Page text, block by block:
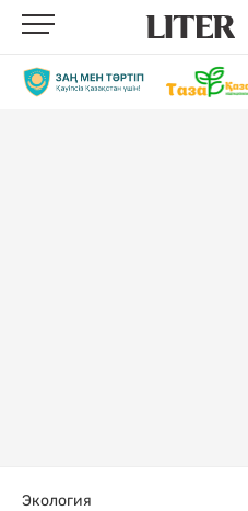
Экология